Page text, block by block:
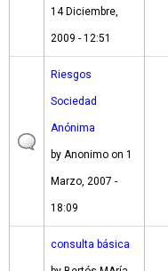
14 Diciembre,
2009 - 12:51
Riesgos
Sociedad
Anónima
by Anonimo on 1
Marzo, 2007 -
18:09
consulta básica